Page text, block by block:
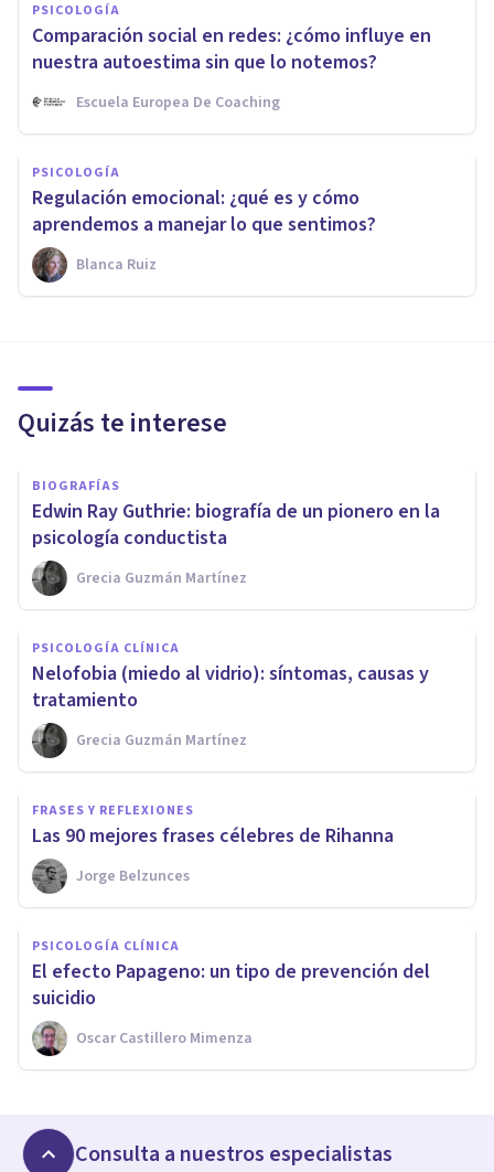
PSICOLOGÍA
Comparación social en redes: ¿cómo influye en
nuestra autoestima sin que lo notemos?
Escuela Europea De Coaching
PSICOLOGÍA
Regulación emocional: ¿qué es y cómo
aprendemos a manejar lo que sentimos?
Blanca Ruiz
Quizás te interese
BIOGRAFÍAS
Edwin Ray Guthrie: biografía de un pionero en la
psicología conductista
Grecia Guzmán Martínez
PSICOLOGÍA CLÍNICA
Nelofobia (miedo al vidrio): síntomas, causas y
tratamiento
Grecia Guzmán Martínez
FRASES Y REFLEXIONES
Las 90 mejores frases célebres de Rihanna
Jorge Belzunces
PSICOLOGÍA CLÍNICA
El efecto Papageno: un tipo de prevención del
suicidio
Oscar Castillero Mimenza
Consulta a nuestros especialistas